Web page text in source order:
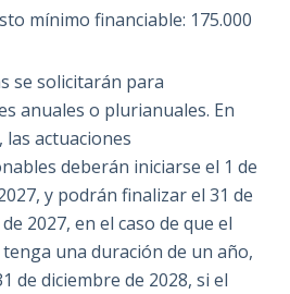
mínimo financiable: 175.000
se solicitarán para
anuales o plurianuales. En
las actuaciones
deberán iniciarse el 1 de
y podrán finalizar el 31 de
2027, en el caso de que el
una duración de un año,
de diciembre de 2028, si el